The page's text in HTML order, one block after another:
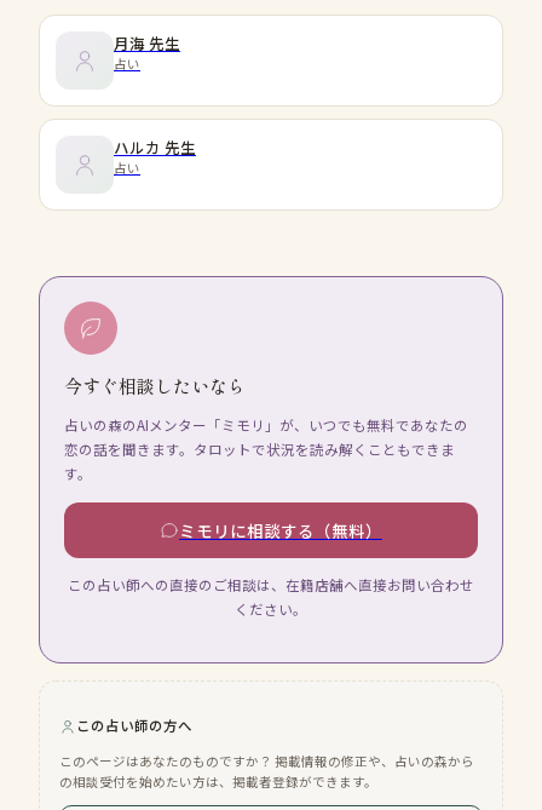
月海 先生
占い
ハルカ 先生
占い
今すぐ相談したいなら
占いの森のAIメンター「ミモリ」が、いつでも無料であなたの
恋の話を聞きます。タロットで状況を読み解くこともできま
す。
ミモリに相談する（無料）
この占い師への直接のご相談は、在籍店舗へ直接お問い合わせ
ください。
この占い師の方へ
このページはあなたのものですか？ 掲載情報の修正や、占いの森から
の相談受付を始めたい方は、掲載者登録ができます。